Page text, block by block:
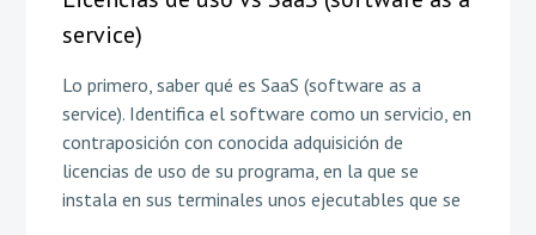
service)
Lo primero, saber qué es SaaS (software as a
service). Identifica el software como un servicio, en
contraposición con conocida adquisición de
licencias de uso de su programa, en la que se
instala en sus terminales unos ejecutables que se